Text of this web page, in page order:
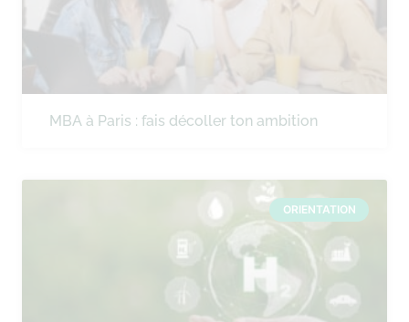
MBA à Paris : fais décoller ton ambition
ORIENTATION